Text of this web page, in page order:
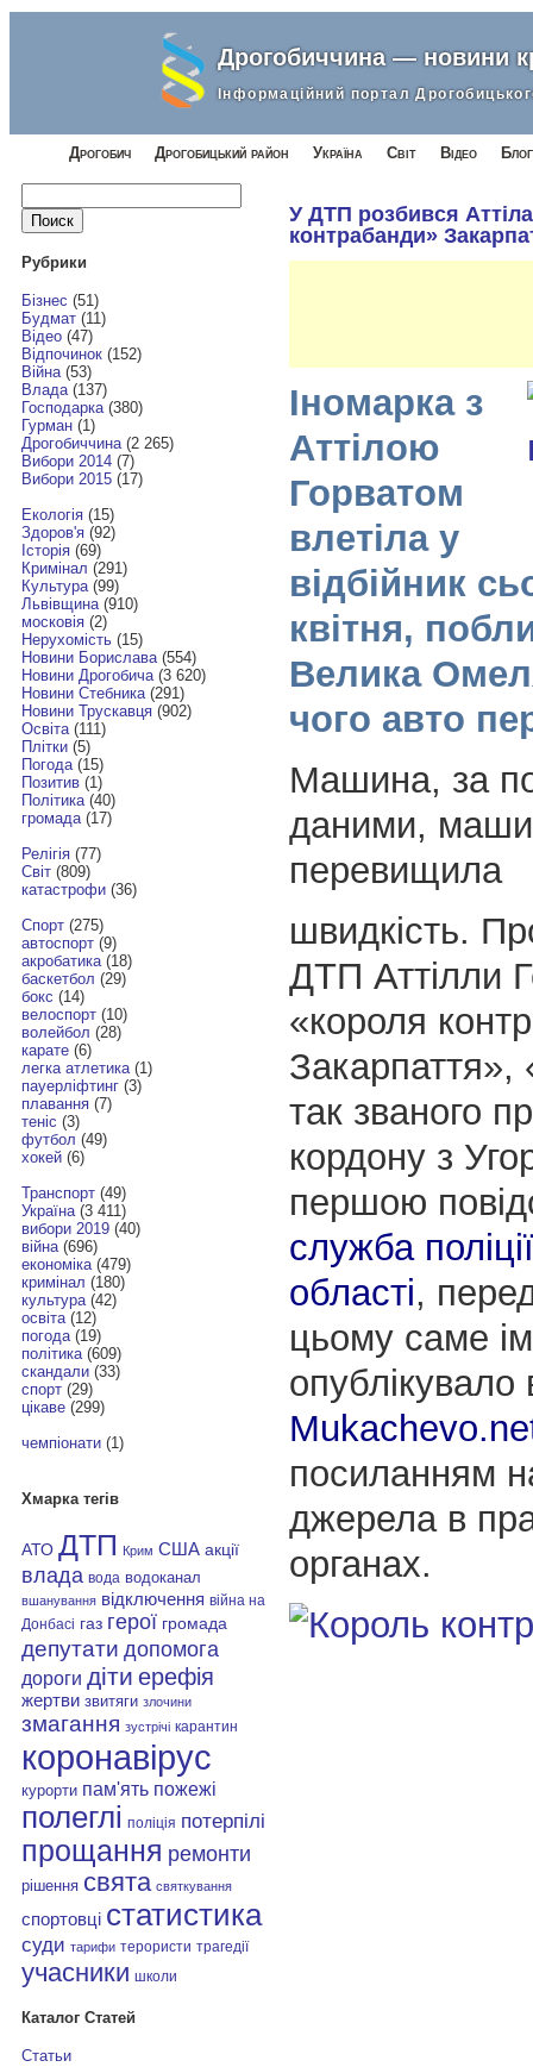
Дрогобиччина — новини
Інформаційний портал
Дрогобич Дрогобицький район Україна Світ Відео
Найти:
Рубрики
Бізнес (51)
Будмат(11)
Відео(47)
Відпочинок(152)
Війна(53)
Влада(137)
Господарка(380)
Гурман(1)
Дрогобиччина(2 265)
Вибори 2014(7)
Вибори 2015(17)
Екологія(15)
Здоров'я(92)
Історія(69)
Кримінал (291)
Культура(99)
Львівщина(910)
московія(2)
Нерухомість(15)
Новини Борислава(554)
Новини Дрогобича(3 620)
Новини Стебника(291)
Новини Трускавця(902)
Освіта(111)
Плітки(5)
Погода(15)
Позитив(1)
Політика(40)
громада(17)
Релігія(77)
Світ(809)
катастрофи(36)
Спорт(275)
автоспорт(9)
акробатика(18)
баскетбол (29)
бокс (14)
велоспорт(10)
волейбол (28)
карате(6)
легка атлетика(1)
пауерліфтинг(3)
плавання(7)
теніс (3)
футбол (49)
хокей(6)
Транспорт(49)
Україна(3 411)
вибори 2019(40)
війна(696)
економіка(479)
кримінал (180)
культура(42)
освіта(12)
погода(19)
політика(609)
скандали(33)
спорт(29)
цікаве(299)
чемпіонати(1)
Хмарка тегів
АТО ДТП Крим США акції
влада вода водоканал
вшанування відключення війна на
Донбасі газ герої громада
депутати допомога
дороги діти ерефія
жертви звитяги злочини
змагання зустрічі карантин
коронавірус
курорти пам'ять пожежі
полеглі поліція потерпілі
прощання ремонти
рішення свята святкування
спортовці статистика
суди тарифи терористи трагедії
учасники школи
Каталог Статей
Статьи
У ДТП розбився
контрабанди»
Іномарка з
Аттілою
Горватом
влетіла у
відбійник
квітня,
Велика
чого авто
Машина, за
даними,
перевищила
швидкість.
ДТП Аттілли
«короля
Закарпаття»,
так званого
кордону з
першою
служба
області,
цьому саме
опублікувало
посиланням
джерела в
органах.